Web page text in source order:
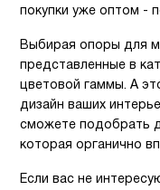
покупки уже оптом -
Выбирая опоры для
представленные в
цветовой гаммы. А
дизайн ваших
сможете подобрать
которая органично
Если вас не